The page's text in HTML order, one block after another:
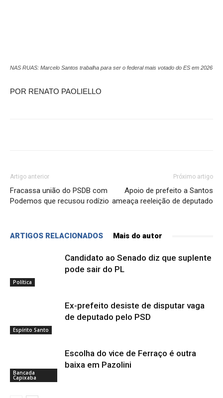
NAS RUAS: Marcelo Santos trabalha para ser o federal mais votado do ES em 2026
POR RENATO PAOLIELLO
Artigo anterior
Fracassa união do PSDB com
Podemos que recusou rodízio
Próximo artigo
Apoio de prefeito a Santos
ameaça reeleição de deputado
ARTIGOS RELACIONADOS Mais do autor
Política
Candidato ao Senado diz que suplente
pode sair do PL
Espírito Santo
Ex-prefeito desiste de disputar vaga
de deputado pelo PSD
Bancada
Capixaba
Escolha do vice de Ferraço é outra
baixa em Pazolini